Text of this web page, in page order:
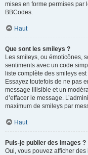
mises en forme permises par
BBCodes.
Haut
Que sont les smileys ?
Les smileys, ou émoticônes,
sentiments avec un code
liste complète des smileys
Essayez toutefois de ne pas
message illisible et un
d’effacer le message.
maximum de smileys par
Haut
Puis-je publier des images ?
Oui, vous pouvez afficher